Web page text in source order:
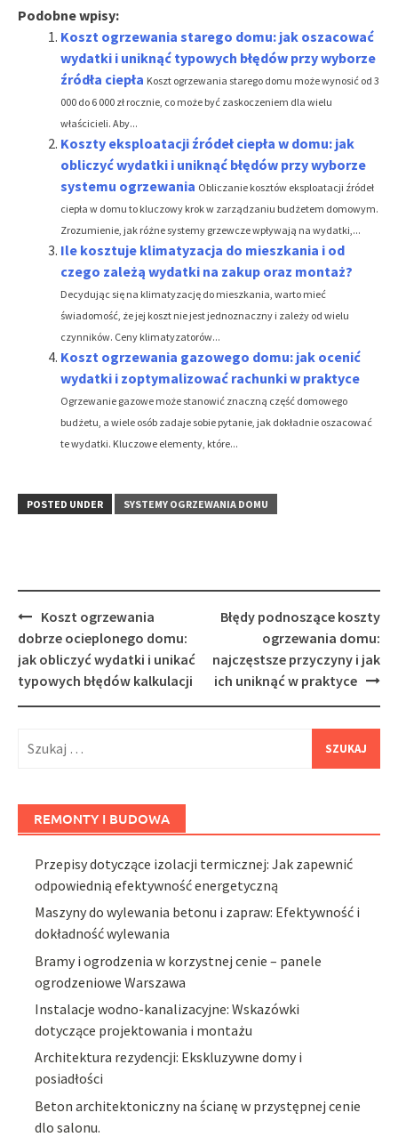
Podobne wpisy:
Koszt ogrzewania starego domu: jak oszacować
wydatki i uniknąć typowych błędów przy wyborze
źródła ciepła Koszt ogrzewania starego domu może wynosić od 3
000 do 6 000 zł rocznie, co może być zaskoczeniem dla wielu
właścicieli. Aby...
Koszty eksploatacji źródeł ciepła w domu: jak
obliczyć wydatki i uniknąć błędów przy wyborze
systemu ogrzewania Obliczanie kosztów eksploatacji źródeł
ciepła w domu to kluczowy krok w zarządzaniu budżetem domowym.
Zrozumienie, jak różne systemy grzewcze wpływają na wydatki,...
Ile kosztuje klimatyzacja do mieszkania i od
czego zależą wydatki na zakup oraz montaż?
Decydując się na klimatyzację do mieszkania, warto mieć
świadomość, że jej koszt nie jest jednoznaczny i zależy od wielu
czynników. Ceny klimatyzatorów...
Koszt ogrzewania gazowego domu: jak ocenić
wydatki i zoptymalizować rachunki w praktyce
Ogrzewanie gazowe może stanowić znaczną część domowego
budżetu, a wiele osób zadaje sobie pytanie, jak dokładnie oszacować
te wydatki. Kluczowe elementy, które...
POSTED UNDER SYSTEMY OGRZEWANIA DOMU
Post
navigation
Koszt ogrzewania
dobrze ocieplonego domu:
jak obliczyć wydatki i unikać
typowych błędów kalkulacji
Błędy podnoszące koszty
ogrzewania domu:
najczęstsze przyczyny i jak
ich uniknąć w praktyce
REMONTY I BUDOWA
Przepisy dotyczące izolacji termicznej: Jak zapewnić
odpowiednią efektywność energetyczną
Maszyny do wylewania betonu i zapraw: Efektywność i
dokładność wylewania
Bramy i ogrodzenia w korzystnej cenie – panele
ogrodzeniowe Warszawa
Instalacje wodno-kanalizacyjne: Wskazówki
dotyczące projektowania i montażu
Architektura rezydencji: Ekskluzywne domy i
posiadłości
Beton architektoniczny na ścianę w przystępnej cenie
dlo salonu.